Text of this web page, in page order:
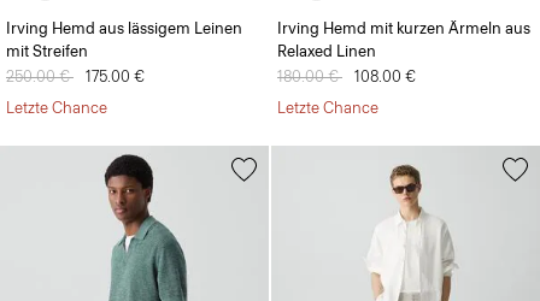
Irving Hemd aus lässigem Leinen
mit Streifen
Preis reduziert von
250.00 € auf
175.00 €
Letzte Chance
Irving Hemd mit kurzen Ärmeln aus
Relaxed Linen
Preis reduziert von
180.00 € auf
108.00 €
Letzte Chance